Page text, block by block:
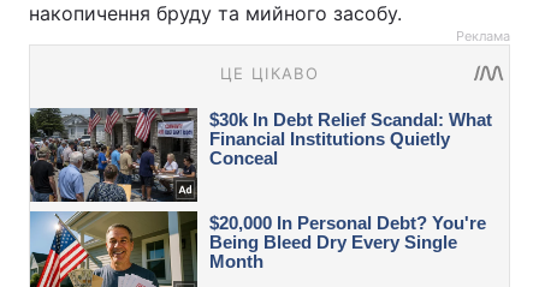
накопичення бруду та мийного засобу.
Реклама